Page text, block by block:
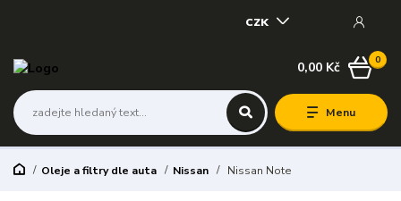
Menu
CZK
0
0,00 Kč
Oleje a filtry dle auta Nissan Nissan Note